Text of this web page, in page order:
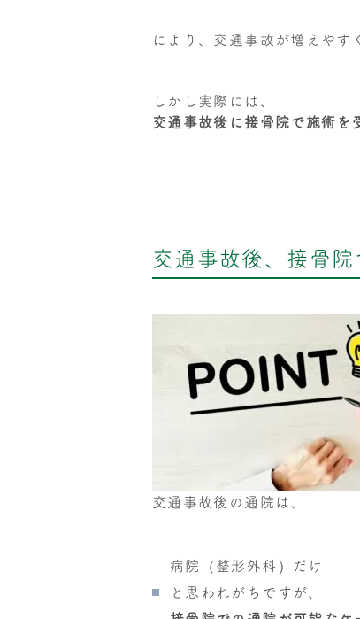
により、交通事故が増えやす
しかし実際には、
交通事故後に接骨院で施術を
交通事故後、接骨
交通事故後の通院は、
病院（整形外科）だけ
と思われがちですが、